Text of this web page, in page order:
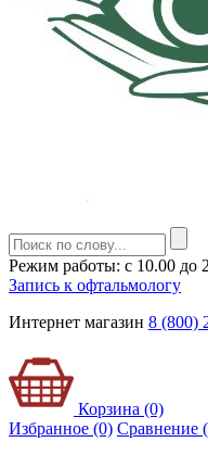
Режим работы: с 10.00
Запись к офтальмологу
Интернет магазин 8 (800)
Корзина (0)
Избранное (0) Сравнение